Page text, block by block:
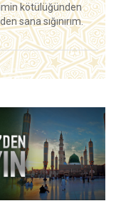
kötülüğünden
sana sığınırım.